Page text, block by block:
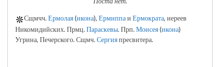
Сщмчч.Ермолая(икона), Ермиппаи Ермократа, иереев
Никомидийских. Прмц.Параскевы. Прп.Моисея(икона)
Угрина, Печерского. Сщмч.Сергияпресвитера.